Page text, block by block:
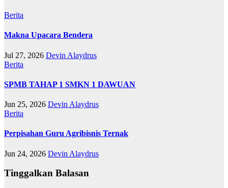
Berita
Makna Upacara Bendera
Jul 27, 2026 Devin Alaydrus
Berita
SPMB TAHAP 1 SMKN 1 DAWUAN
Jun 25, 2026 Devin Alaydrus
Berita
Perpisahan Guru Agribisnis Ternak
Jun 24, 2026 Devin Alaydrus
Tinggalkan Balasan